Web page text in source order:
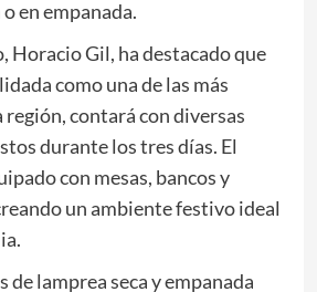
en empanada.
Horacio Gil, ha destacado que
como una de las más
contará con diversas
durante los tres días. El
con mesas, bancos y
un ambiente festivo ideal
de lamprea seca y empanada